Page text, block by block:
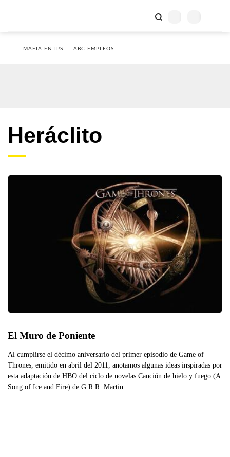
MAFIA EN IPS ABC EMPLEOS
Heráclito
El Muro de Poniente
Al cumplirse el décimo aniversario del primer episodio de Game of
Thrones, emitido en abril del 2011, anotamos algunas ideas inspiradas por
esta adaptación de HBO del ciclo de novelas Canción de hielo y fuego (A
Song of Ice and Fire) de G.R.R. Martin.